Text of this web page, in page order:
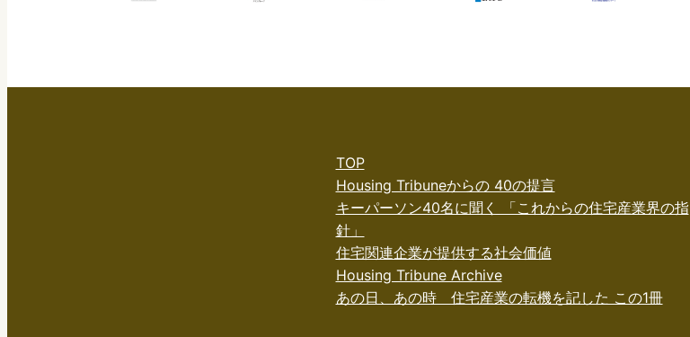
TOP
Housing Tribuneからの 40の提言
キーパーソン40名に聞く 「これからの住宅産業界の指
針」
住宅関連企業が提供する社会価値
Housing Tribune Archive
あの日、あの時 住宅産業の転機を記した この1冊